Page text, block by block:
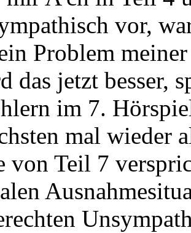
vor,
Problem
das jetzt besser,
im 7.
mal wieder
von Teil 7